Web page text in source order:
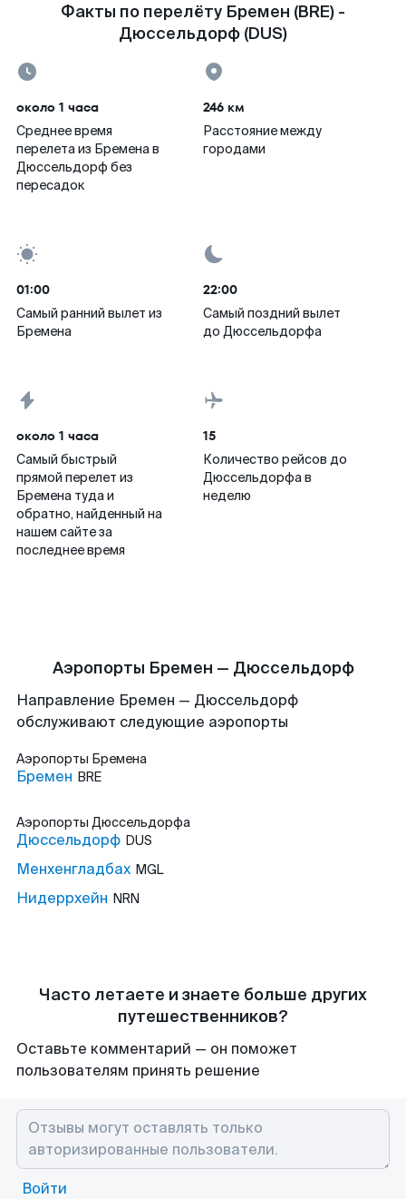
Факты по перелёту Бремен (BRE) -
Дюссельдорф (DUS)
около 1 часа
Среднее время
перелета из Бремена в
Дюссельдорф без
пересадок
246 км
Расстояние между
городами
01:00
Самый ранний вылет из
Бремена
22:00
Самый поздний вылет
до Дюссельдорфа
около 1 часа
Самый быстрый
прямой перелет из
Бремена туда и
обратно, найденный на
нашем сайте за
последнее время
15
Количество рейсов до
Дюссельдорфа в
неделю
Аэропорты Бремен — Дюссельдорф
Направление Бремен — Дюссельдорф
обслуживают следующие аэропорты
Аэропорты Бремена
Бремен BRE
Аэропорты Дюссельдорфа
Дюссельдорф DUS
Менхенгладбах MGL
Нидеррхейн NRN
Часто летаете и знаете больше других
путешественников?
Оставьте комментарий — он поможет
пользователям принять решение
Войти